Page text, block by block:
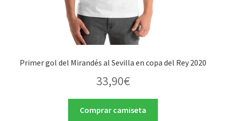
Primer gol del Mirandés al Sevilla en copa del Rey 2020
33,90€
Comprar camiseta